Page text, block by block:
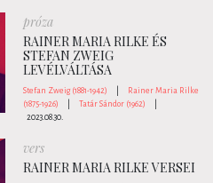
próza
RAINER MARIA RILKE ÉS
STEFAN ZWEIG
LEVÉLVÁLTÁSA
Stefan Zweig (1881-1942)
Rainer Maria Rilke
(1875-1926)
Tatár Sándor (1962)
2023.08.30.
vers
RAINER MARIA RILKE VERSEI